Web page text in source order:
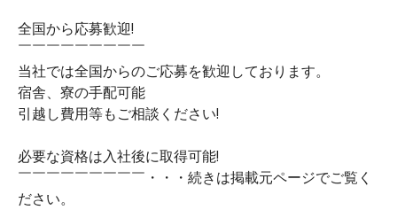
全国から応募歓迎!
￣￣￣￣￣￣￣￣￣
当社では全国からのご応募を歓迎しております。
宿舎、寮の手配可能
引越し費用等もご相談ください!
必要な資格は入社後に取得可能!
￣￣￣￣￣￣￣￣￣・・・続きは掲載元ページでご覧く
ださい。